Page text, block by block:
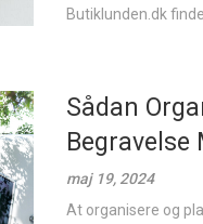
Butiklunden.dk
Sådan
Begravelse
maj 19, 2024
At organisere og